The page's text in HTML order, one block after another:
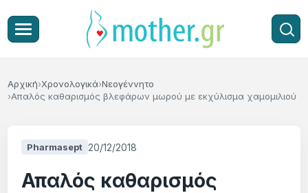
Αρχική Χρονολογικά Νεογέννητο
Απαλός καθαρισμός βλεφάρων μωρού με εκχύλισμα χαμομιλιού
Pharmasept 20/12/2018
Απαλός καθαρισμός